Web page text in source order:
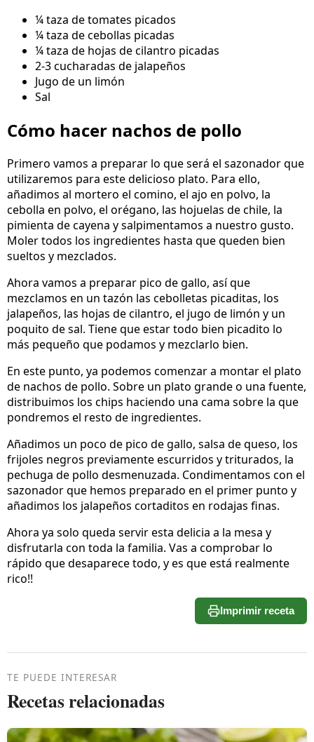
¼ taza de tomates picados
¼ taza de cebollas picadas
¼ taza de hojas de cilantro picadas
2-3 cucharadas de jalapeños
Jugo de un limón
Sal
Cómo hacer nachos de pollo
Primero vamos a preparar lo que será el sazonador que
utilizaremos para este delicioso plato. Para ello,
añadimos al mortero el comino, el ajo en polvo, la
cebolla en polvo, el orégano, las hojuelas de chile, la
pimienta de cayena y salpimentamos a nuestro gusto.
Moler todos los ingredientes hasta que queden bien
sueltos y mezclados.
Ahora vamos a preparar pico de gallo, así que
mezclamos en un tazón las cebolletas picaditas, los
jalapeños, las hojas de cilantro, el jugo de limón y un
poquito de sal. Tiene que estar todo bien picadito lo
más pequeño que podamos y mezclarlo bien.
En este punto, ya podemos comenzar a montar el plato
de nachos de pollo. Sobre un plato grande o una fuente,
distribuimos los chips haciendo una cama sobre la que
pondremos el resto de ingredientes.
Añadimos un poco de pico de gallo, salsa de queso, los
frijoles negros previamente escurridos y triturados, la
pechuga de pollo desmenuzada. Condimentamos con el
sazonador que hemos preparado en el primer punto y
añadimos los jalapeños cortaditos en rodajas finas.
Ahora ya solo queda servir esta delicia a la mesa y
disfrutarla con toda la familia. Vas a comprobar lo
rápido que desaparece todo, y es que está realmente
rico!!
Imprimir receta
TE PUEDE INTERESAR
Recetas relacionadas